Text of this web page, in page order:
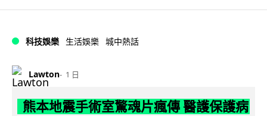
科技娛樂 生活娛樂 城中熱話
Lawton 1 日
熊本地震手術室驚魂片瘋傳 醫護保護病